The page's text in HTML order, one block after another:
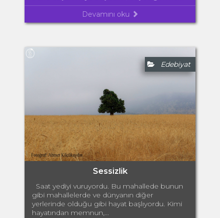
Devamını oku
Edebiyat
Sessizlik
Saat yediyi vuruyordu. Bu mahallede bunun
gibi mahallelerde ve dünyanın diğer
yerlerinde olduğu gibi hayat başlıyordu. Kimi
hayatından memnun,...